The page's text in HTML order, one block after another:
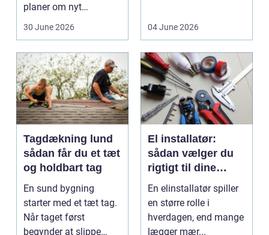
planer om nyt
badeværelse, bliver
30 June 2026 04 June 2026
Tagdækning lund
sådan får du et tæt
og holdbart tag
En sund bygning
starter med et tæt tag.
Når taget først
begynder at slippe
El installatør:
sådan vælger du
rigtigt til dine
elinstallationer
En elinstallatør spiller
en større rolle i
hverdagen, end mange
lægger mær...